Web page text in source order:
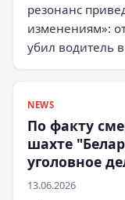
резонанс
изменениям»:
убил водитель
NEWS
По факту
шахте
уголовное
13.06.2026